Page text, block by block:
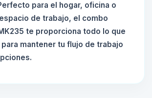
para el hogar, oficina o
de trabajo, el combo
te proporciona todo lo que
mantener tu flujo de trabajo